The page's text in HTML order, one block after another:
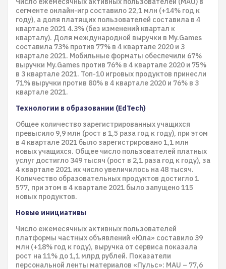
сегменте онлайн-игр составило 22,1 млн (+14% год к
году), а доля платящих пользователей составила в 4
квартале 2021 4.3% (без изменений квартал к
кварталу). Доля международной выручки в My.Games
составила 73% против 77% в 4 квартале 2020 и 3
квартале 2021. Мобильные форматы обеспечили 67%
выручки My.Games против 76% в 4 квартале 2020 и 75%
в 3 квартале 2021. Топ-10 игровых продуктов принесли
71% выручки против 80% в 4 квартале 2020 и 76% в 3
квартале 2021.
Технологии в образовании (EdTech)
Общее количество зарегистрированных учащихся
превысило 9,9 млн (рост в 1,5 раза год к году), при этом
в 4 квартале 2021 было зарегистрировано 1,1 млн
новых учащихся. Общее число пользователей платных
услуг достигло 349 тысяч (рост в 2,1 раза год к году), за
4 квартале 2021 их число увеличилось на 48 тысяч.
Количество образовательных продуктов достигло 1
577, при этом в 4 квартале 2021 было запущено 115
новых продуктов.
Новые инициативы
Число ежемесячных активных пользователей
платформы частных объявлений «Юла» составило 39
млн (+18% год к году), выручка от сервиса показала
рост на 11% до 1,1 млрд рублей. Показатели
персональной ленты материалов «Пульс»: MAU – 77,6